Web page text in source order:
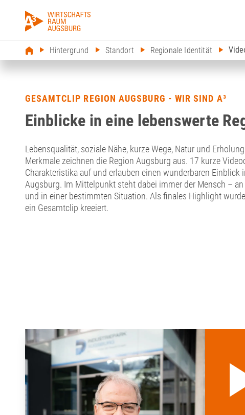
Hintergrund Standort Regionale Identität
GESAMTCLIP REGION AUGSBURG - WIR SIND A³
Einblicke in eine lebenswerte
Lebensqualität, soziale Nähe, kurze Wege, Natur und
Merkmale zeichnen die Region Augsburg aus. 17 kurze
Charakteristika auf und erlauben einen wunderbaren Einblick
Augsburg. Im Mittelpunkt steht dabei immer der Mensch –
und in einer bestimmten Situation. Als finales Highlight
ein Gesamtclip kreeiert.